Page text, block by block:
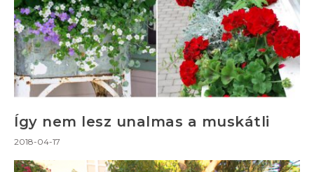
Így nem lesz unalmas a muskátli
2018-04-17